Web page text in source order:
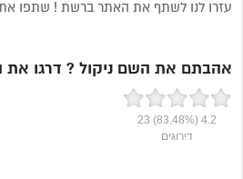
עזרו לנו לשתף את האתר ברשת ! שתפו
אהבתם את השם ניקול ? דרגו
4.2
(83.48%)
23
דירוגים